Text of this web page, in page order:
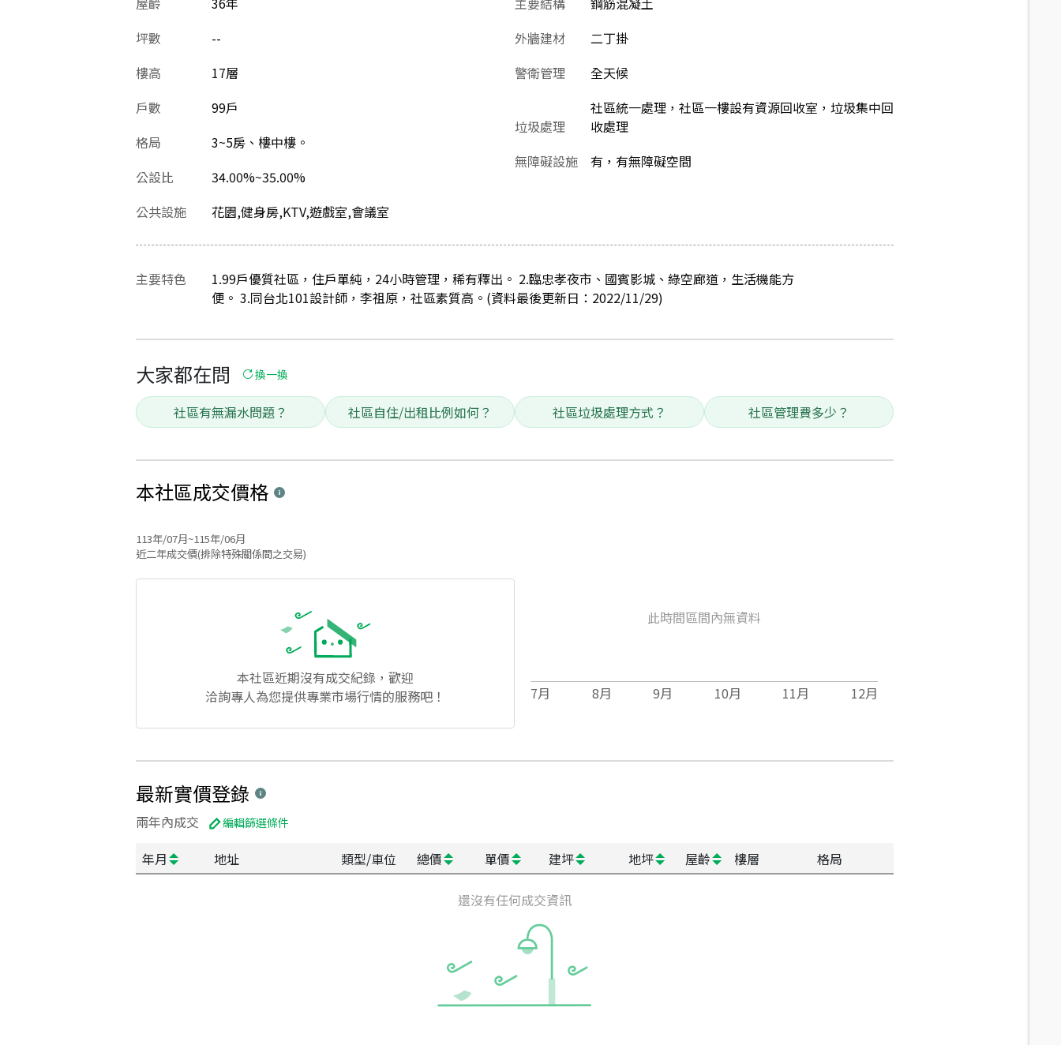
坪數
--
樓高
17層
戶數
99戶
格局
3~5房、樓中樓。
公設比
34.00%~35.00%
外牆建材
二丁掛
警衛管理
全天候
垃圾處理
社區統一處理，社區一樓設有資源回收室，垃圾集中回
收處理
無障礙設施
有，有無障礙空間
公共設施 花園,健身房,KTV,遊戲室,會議室
主要特色
1.99戶優質社區，住戶單純，24小時管理，稀有釋出。 2.臨忠孝夜市、國賓影城、綠空廊道，生活機能方
便。 3.同台北101設計師，李祖原，社區素質高。(資料最後更新日：2022/11/29)
大家都在問 換一換
社區有無漏水問題？ 社區自住/出租比例如何？ 社區垃圾處理方式？ 社區管理費多少？
本社區成交價格
113年/07月~115年/06月
近二年成交價(排除特殊關係間之交易)
本社區近期沒有成交紀錄，歡迎
洽詢專人為您提供專業市場行情的服務吧！
此時間區間內無資料
7月 8月 9月 10月 11月 12月
最新實價登錄
兩年內成交 編輯篩選條件
年月 地址 類型/車位 總價 單價 建坪 地坪 屋齡 樓層 格局
還沒有任何成交資訊